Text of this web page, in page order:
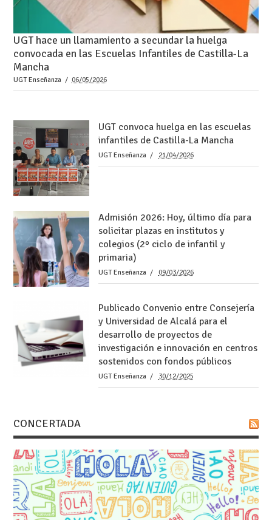
UGT hace un llamamiento a secundar la huelga
convocada en las Escuelas Infantiles de Castilla-La
Mancha
UGT Enseñanza 06/05/2026
UGT convoca huelga en las escuelas
infantiles de Castilla-La Mancha
UGT Enseñanza 21/04/2026
Admisión 2026: Hoy, último día para
solicitar plazas en institutos y
colegios (2º ciclo de infantil y
primaria)
UGT Enseñanza 09/03/2026
Publicado Convenio entre Consejería
y Universidad de Alcalá para el
desarrollo de proyectos de
investigación e innovación en centros
sostenidos con fondos públicos
UGT Enseñanza 30/12/2025
CONCERTADA